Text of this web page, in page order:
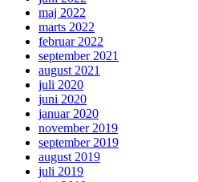
maj 2022
marts 2022
februar 2022
september 2021
august 2021
juli 2020
juni 2020
januar 2020
november 2019
september 2019
august 2019
juli 2019